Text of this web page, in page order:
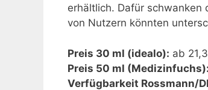
erhältlich. Dafür schwanken
von Nutzern könnten
Preis 30 ml (idealo): ab
Preis 50 ml (Medizinfuchs):
Verfügbarkeit Rossmann/